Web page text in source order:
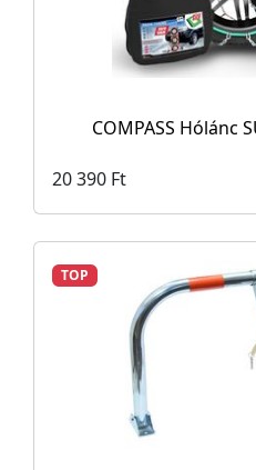
COMPASS Hólánc
20 390 Ft
TOP